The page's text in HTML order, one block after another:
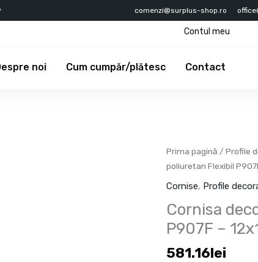
comenzi@surplus-shop.ro
Contul meu
noi Cum cumpăr/plătesc Contact
Prima pagină /Profile
poliuretan Flexibil
Cornise, Profile
Cornisa
P907F –
581.16lei
Cantitate
Cornisa
decorativa
poliuretan
Flexibil
-